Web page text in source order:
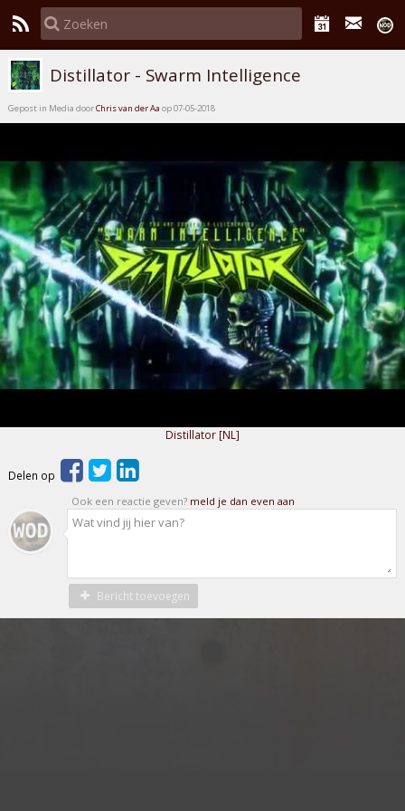
Distillator - Swarm Intelligence
Gepost in Media doorChris van der Aa op 07-05-2018
Distillator [NL]
Delen op
Ook een reactie geven? meld je dan even aan
Bericht toevoegen